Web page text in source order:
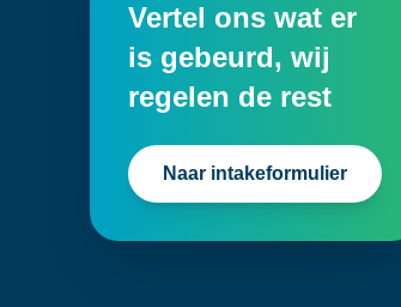
Vertel ons wat er
is gebeurd, wij
regelen de rest
Naar intakeformulier